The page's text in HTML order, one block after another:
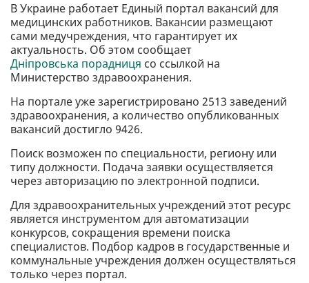
В Украине работает Единый портал вакансий для
медицинских работников. Вакансии размещают
сами медучреждения, что гарантирует их
актуальность. Об этом сообщает
Дніпровська порадниця со ссылкой на
Министерство здравоохранения.
На портале уже зарегистрировано 2513 заведений
здравоохранения, а количество опубликованных
вакансий достигло 9426.
Поиск возможен по специальности, региону или
типу должности. Подача заявки осуществляется
через авторизацию по электронной подписи.
Для здравоохранительных учреждений этот ресурс
является инструментом для автоматизации
конкурсов, сокращения времени поиска
специалистов. Подбор кадров в государственные и
коммунальные учреждения должен осуществляться
только через портал.